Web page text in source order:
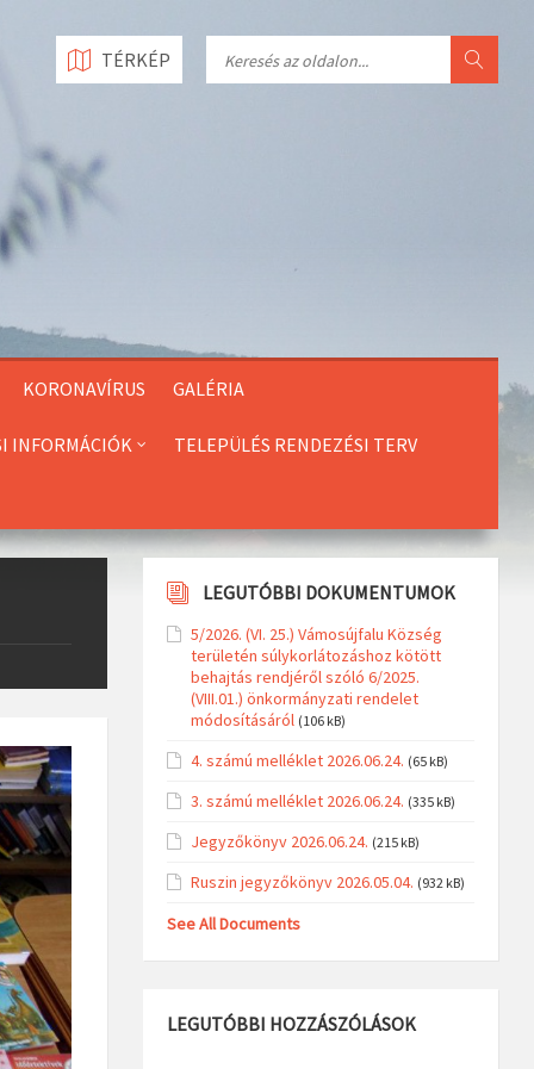
KORONAVÍRUS GALÉRIA
INFORMÁCIÓK TELEPÜLÉS RENDEZÉSI TERV
TÉRKÉP
LEGUTÓBBI DOKUMENTUMOK
5/2026. (VI. 25.) Vámosújfalu Község
területén súlykorlátozáshoz kötött
behajtás rendjéről szóló 6/2025.
(VIII.01.) önkormányzati rendelet
módosításáról (106 kB)
4. számú melléklet 2026.06.24. (65 kB)
3. számú melléklet 2026.06.24. (335 kB)
Jegyzőkönyv 2026.06.24. (215 kB)
Ruszin jegyzőkönyv 2026.05.04. (932 kB)
See All Documents
LEGUTÓBBI HOZZÁSZÓLÁSOK